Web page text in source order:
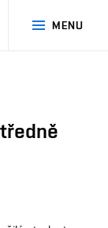
MENU